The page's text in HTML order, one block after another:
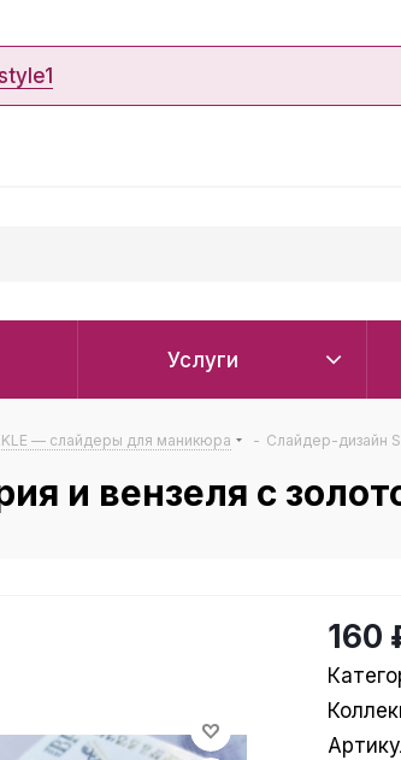
Услуги
— слайдеры для маникюра - Слайдер-дизайн
и вензеля с
160